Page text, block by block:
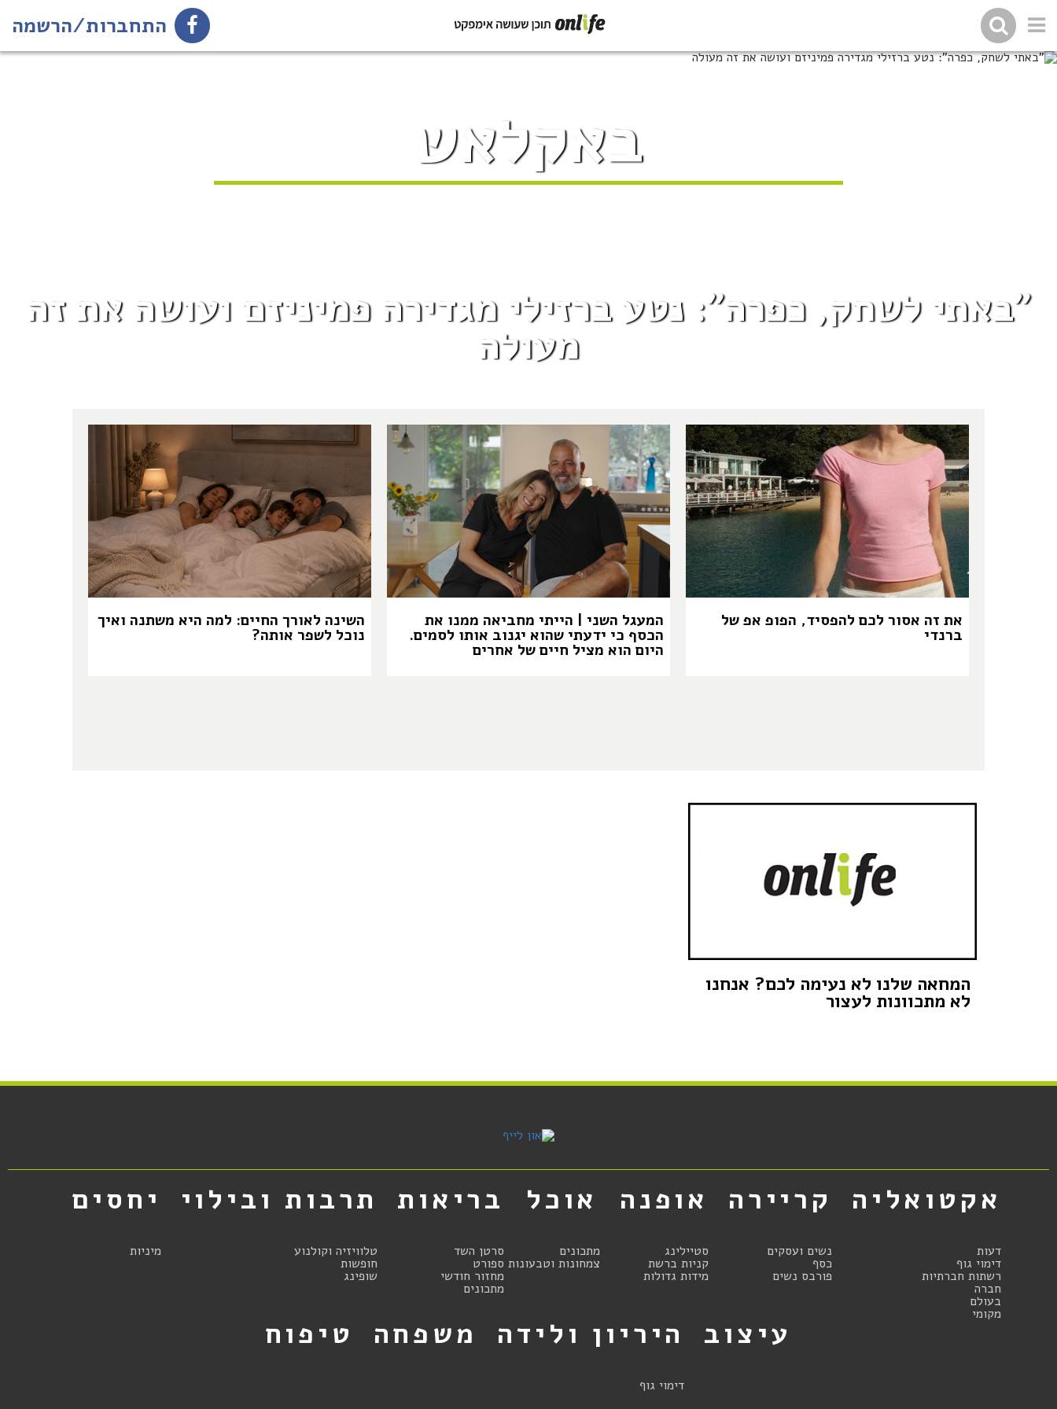
התחברות/הרשמה
באקלאש
"באתי לשחק, כפרה": נטע ברזילי מגדירה פמיניזם ועושה את זה
מעולה
את זה אסור לכם להפסיד, הפופ אפ של
ברנדי
המעגל השני | הייתי מחביאה ממנו את
הכסף כי ידעתי שהוא יגנוב אותו לסמים.
היום הוא מציל חיים של אחרים
השינה לאורך החיים: למה היא משתנה ואיך
נוכל לשפר אותה?
המחאה שלנו לא נעימה לכם? אנחנו
לא מתכוונות לעצור
אקטואליה
דעות
דימוי גוף
רשתות חברתיות
חברה
בעולם
מקומי
קריירה
נשים ועסקים
כסף
פורבס נשים
אופנה
סטיילינג
קניות ברשת
מידות גדולות
אוכל
מתכונים
צמחונות וטבעונות
בריאות
סרטן השד
ספורט
מחזור חודשי
מתכונים
תרבות ובילוי
טלוויזיה וקולנוע
חופשות
שופינג
יחסים
מיניות
עיצוב היריון ולידה
דימוי גוף
משפחה טיפוח